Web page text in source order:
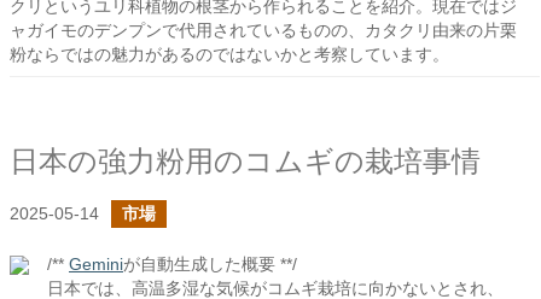
クリというユリ科植物の根茎から作られることを紹介。現在ではジ
ャガイモのデンプンで代用されているものの、カタクリ由来の片栗
粉ならではの魅力があるのではないかと考察しています。
日本の強力粉用のコムギの栽培事情
2025-05-14 市場
/** Geminiが自動生成した概要 **/
日本では、高温多湿な気候がコムギ栽培に向かないとされ、